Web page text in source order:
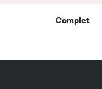
Complet